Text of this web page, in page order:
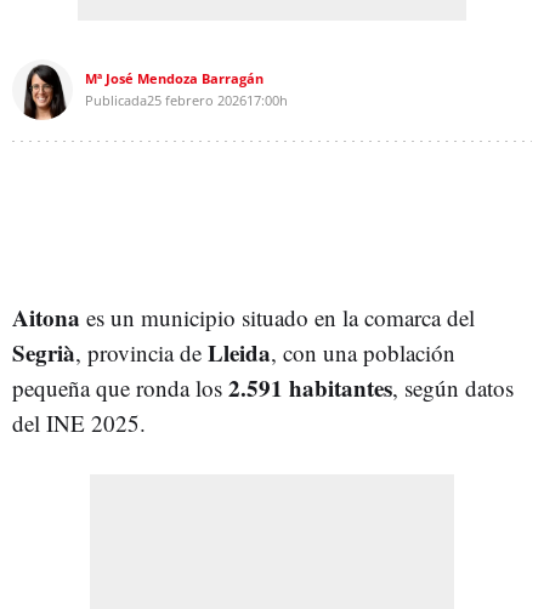
Mª José Mendoza Barragán
Publicada25 febrero 202617:00h
Aitona es un municipio situado en la comarca del
Segrià, provincia de Lleida, con una población
pequeña que ronda los 2.591 habitantes, según datos
del INE 2025.